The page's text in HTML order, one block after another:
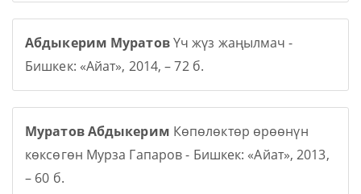
Абдыкерим МуратовҮч жүз жаңылмач -
Бишкек: «Айат», 2014, – 72 б.
Муратов Абдыкерим Көпөлөктөр өрөөнүн
көксөгөн Мурза Гапаров - Бишкек: «Айат», 2013,
– 60 б.